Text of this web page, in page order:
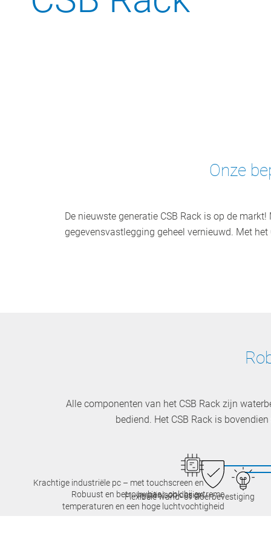
Onze
De nieuwste generatie CSB Rack is op de
gegevensvastlegging geheel vernieuwd. Met
Hoogwaardige afdichtingen,
Alle componenten van het CSB Rack zijn
bediend. Het CSB Rack is
Krachtige industriële pc – met touchscreen en
hygiënisch design
Robuust en betrouwbaar, ook bij extreme
temperaturen en een hoge luchtvochtigheid
Flexibele wand- of vloerbevestiging